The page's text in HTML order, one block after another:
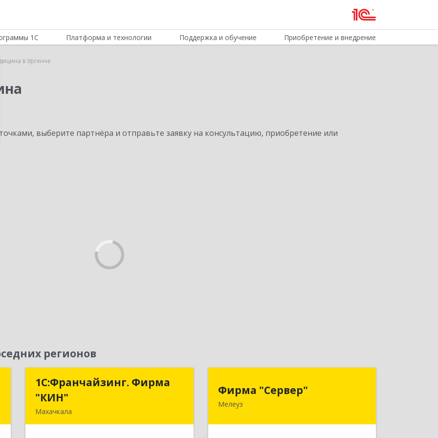
1С Платформа и технологии Поддержка и обучение Приобретение и внедрение
в Ургенче
выберите партнёра и отправьте заявку на консультацию, приобретение или
регионов
1С:Франчайзинг. Фирма
"КИН"
Махачкала
1С:Франчайзинг. Фирма
Фирма "Сервер"
Мелеуз